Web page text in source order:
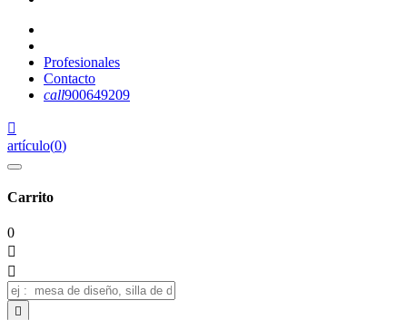
Profesionales
Contacto
call900649209

artículo(0)
Carrito
0


